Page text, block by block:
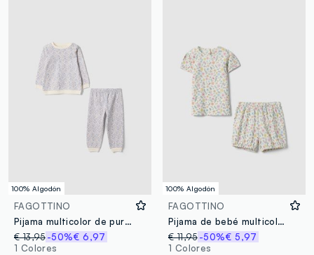
100% Algodón
FAGOTTINO
Pijama multicolor de puro algodón para recién nacido con diseño floral
€ 13,95-50%€ 6,97
1 Colores
100% Algodón
FAGOTTINO
Pijama de bebé multicolor de algodón puro con diseño floral
€ 11,95 -50%€ 5,97
1 Colores